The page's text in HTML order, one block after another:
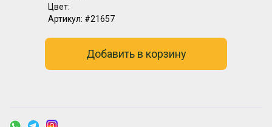
Цвет:
Артикул: #21657
Добавить в корзину